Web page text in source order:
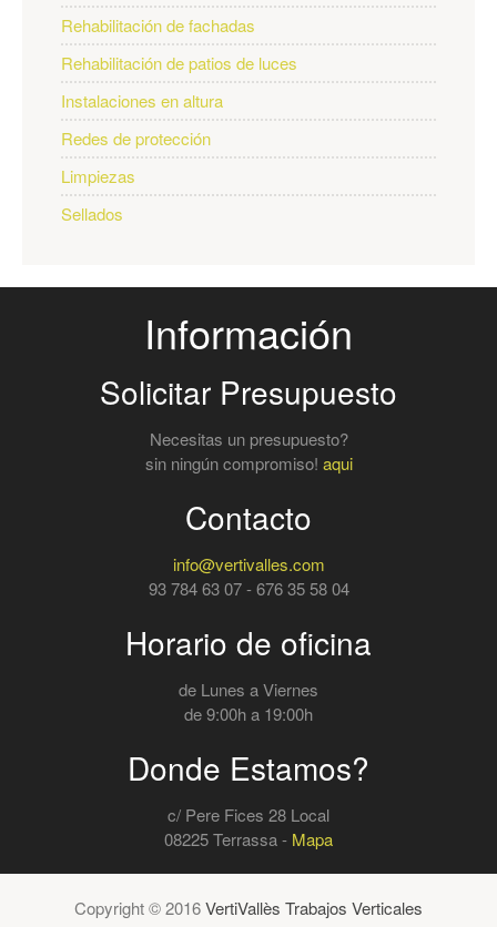
Rehabilitación de fachadas
Rehabilitación de patios de luces
Instalaciones en altura
Redes de protección
Limpiezas
Sellados
Información
Solicitar Presupuesto
Necesitas un presupuesto?
sin ningún compromiso! aqui
Contacto
info@vertivalles.com
93 784 63 07 - 676 35 58 04
Horario de oficina
de Lunes a Viernes
de 9:00h a 19:00h
Donde Estamos?
c/ Pere Fices 28 Local
08225 Terrassa - Mapa
Copyright © 2016VertiVallès Trabajos Verticales